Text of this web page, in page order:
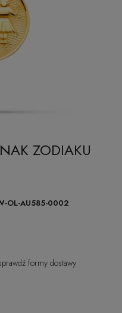
ZODIAKU
OL-AU585-0002
formy dostawy